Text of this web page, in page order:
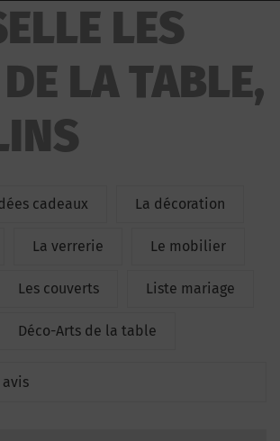
LES
LA TABLE,
cadeaux La décoration
La verrerie Le mobilier
Les couverts Liste mariage
Déco-Arts de la table
avis